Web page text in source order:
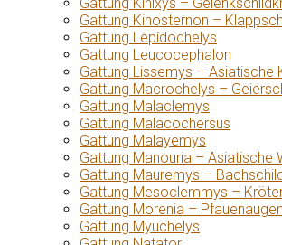
Gattung Kinosternon –
Gattung Lepidochelys
Gattung Leucocephalon
Gattung Lissemys – Asiatische
Gattung Macrochelys –
Gattung Malaclemys
Gattung Malacochersus
Gattung Malayemys
Gattung Manouria – Asiatische
Gattung Mauremys –
Gattung Mesoclemmys –
Gattung Morenia –
Gattung Myuchelys